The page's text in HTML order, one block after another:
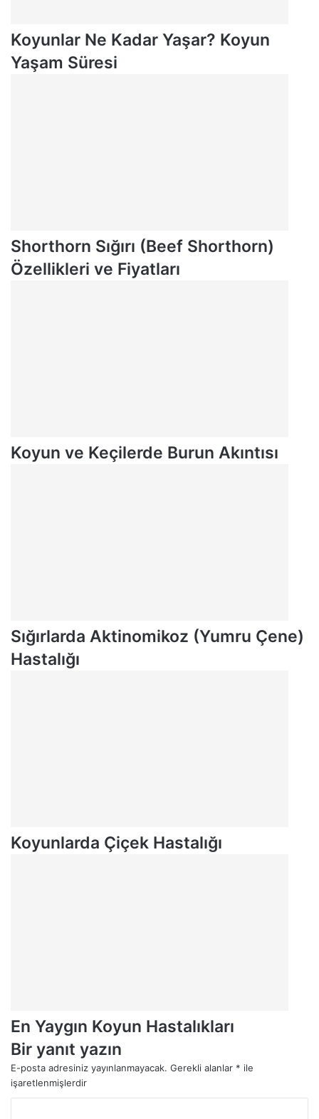
Koyunlar Ne Kadar Yaşar? Koyun
Yaşam Süresi
Shorthorn Sığırı (Beef Shorthorn)
Özellikleri ve Fiyatları
Koyun ve Keçilerde Burun Akıntısı
Sığırlarda Aktinomikoz (Yumru Çene)
Hastalığı
Koyunlarda Çiçek Hastalığı
En Yaygın Koyun Hastalıkları
Bir yanıt yazın
E-posta adresiniz yayınlanmayacak. Gerekli alanlar * ile
işaretlenmişlerdir